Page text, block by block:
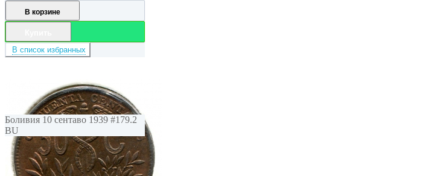
В корзине
В список избранных
Боливия 10 сентаво 1939 #179.2
BU